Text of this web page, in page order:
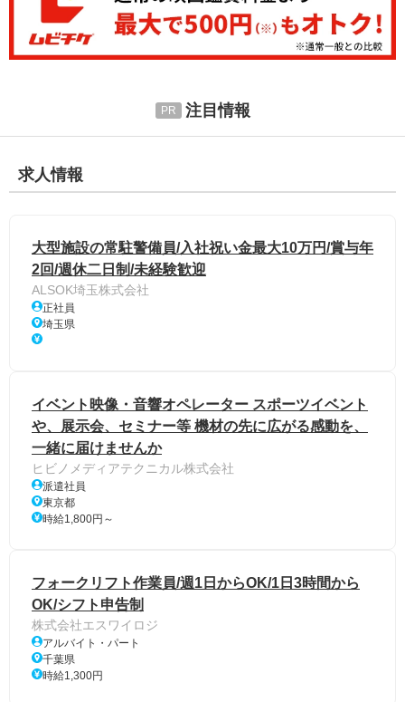
注目情報
求人情報
大型施設の常駐警備員/入社祝い金最大10万円/賞与年
2回/週休二日制/未経験歓迎
ALSOK埼玉株式会社
正社員
埼玉県
イベント映像・音響オペレーター スポーツイベント
や、展示会、セミナー等 機材の先に広がる感動を、
一緒に届けませんか
ヒビノメディアテクニカル株式会社
派遣社員
東京都
時給1,800円～
フォークリフト作業員/週1日からOK/1日3時間から
OK/シフト申告制
株式会社エスワイロジ
アルバイト・パート
千葉県
時給1,300円